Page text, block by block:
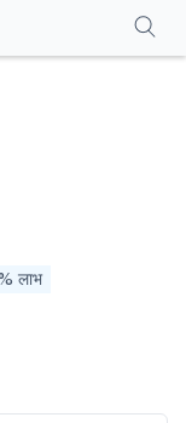
लाभ
सामान्य प्रश्न